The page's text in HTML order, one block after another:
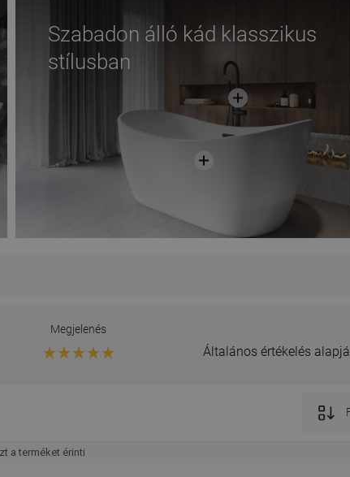
Szabadon álló kád klasszikus
stílusban
Megjelenés
Általános értékelés
a terméket érinti